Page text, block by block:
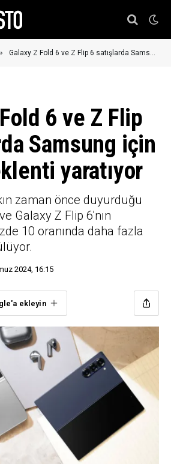
Galaxy Z Fold 6 ve Z Flip 6 satışlarda Samsung için büyük beklenti yaratıyor
6 ve Z Flip
Samsung için
yaratıyor
zaman önce duyurduğu
Galaxy Z Flip 6'nın
10 oranında daha fazla
2024, 16:15
ekleyin